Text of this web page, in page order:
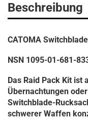
Beschreibung
CATOMA
NSN 1095-01-681-
Das Raid Pack Kit ist
Übernachtungen
Switchblade-
schwerer Waffen